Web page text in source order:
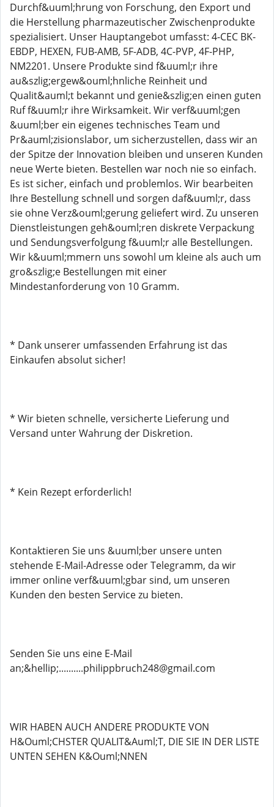
Durchf&uuml;hrung von Forschung, den Export und
die Herstellung pharmazeutischer Zwischenprodukte
spezialisiert. Unser Hauptangebot umfasst: 4-CEC BK-
EBDP, HEXEN, FUB-AMB, 5F-ADB, 4C-PVP, 4F-PHP,
NM2201. Unsere Produkte sind f&uuml;r ihre
au&szlig;ergew&ouml;hnliche Reinheit und
Qualit&auml;t bekannt und genie&szlig;en einen guten
Ruf f&uuml;r ihre Wirksamkeit. Wir verf&uuml;gen
&uuml;ber ein eigenes technisches Team und
Pr&auml;zisionslabor, um sicherzustellen, dass wir an
der Spitze der Innovation bleiben und unseren Kunden
neue Werte bieten. Bestellen war noch nie so einfach.
Es ist sicher, einfach und problemlos. Wir bearbeiten
Ihre Bestellung schnell und sorgen daf&uuml;r, dass
sie ohne Verz&ouml;gerung geliefert wird. Zu unseren
Dienstleistungen geh&ouml;ren diskrete Verpackung
und Sendungsverfolgung f&uuml;r alle Bestellungen.
Wir k&uuml;mmern uns sowohl um kleine als auch um
gro&szlig;e Bestellungen mit einer
Mindestanforderung von 10 Gramm.
* Dank unserer umfassenden Erfahrung ist das
Einkaufen absolut sicher!
* Wir bieten schnelle, versicherte Lieferung und
Versand unter Wahrung der Diskretion.
* Kein Rezept erforderlich!
Kontaktieren Sie uns &uuml;ber unsere unten
stehende E-Mail-Adresse oder Telegramm, da wir
immer online verf&uuml;gbar sind, um unseren
Kunden den besten Service zu bieten.
Senden Sie uns eine E-Mail
an;&hellip;..........philippbruch248@gmail.com
WIR HABEN AUCH ANDERE PRODUKTE VON
H&Ouml;CHSTER QUALIT&Auml;T, DIE SIE IN DER LISTE
UNTEN SEHEN K&Ouml;NNEN